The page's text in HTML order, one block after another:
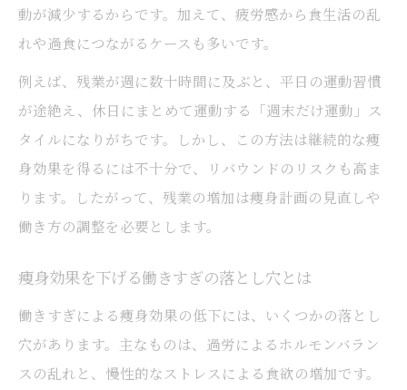
動が減少するからです。加えて、疲労感から食生活の乱
れや過食につながるケースも多いです。
例えば、残業が週に数十時間に及ぶと、平日の運動習慣
が途絶え、休日にまとめて運動する「週末だけ運動」ス
タイルになりがちです。しかし、この方法は継続的な痩
身効果を得るには不十分で、リバウンドのリスクも高ま
ります。したがって、残業の増加は痩身計画の見直しや
働き方の調整を必要とします。
痩身効果を下げる働きすぎの落とし穴とは
働きすぎによる痩身効果の低下には、いくつかの落とし
穴があります。主なものは、過労によるホルモンバラン
スの乱れと、慢性的なストレスによる食欲の増加です。